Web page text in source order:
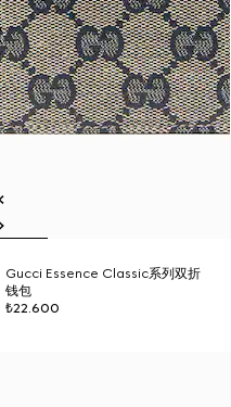
Gucci Essence Classic系列双折
钱包
₺22.600